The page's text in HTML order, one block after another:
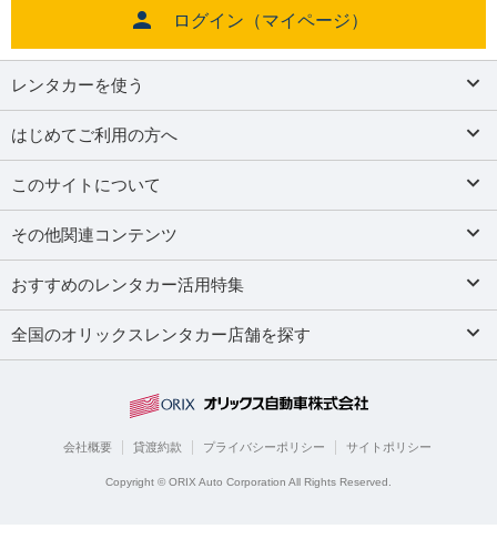
ログイン（マイページ）
レンタカーを使う
はじめてご利用の方へ
このサイトについて
その他関連コンテンツ
おすすめのレンタカー活用特集
全国のオリックスレンタカー店舗を探す
会社概要 貸渡約款 プライバシーポリシー サイトポリシー
Copyright © ORIX Auto Corporation All Rights Reserved.